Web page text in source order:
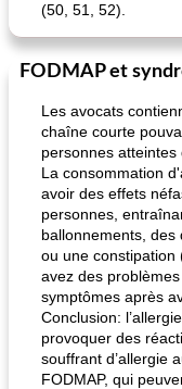
(50, 51, 52).
FODMAP et
Les avocats
chaîne courte
personnes atteintes
La consommation
avoir des effets
personnes,
ballonnements,
ou une constipation
avez des
symptômes après
Conclusion:
provoquer des
souffrant d’allergie
FODMAP, qui